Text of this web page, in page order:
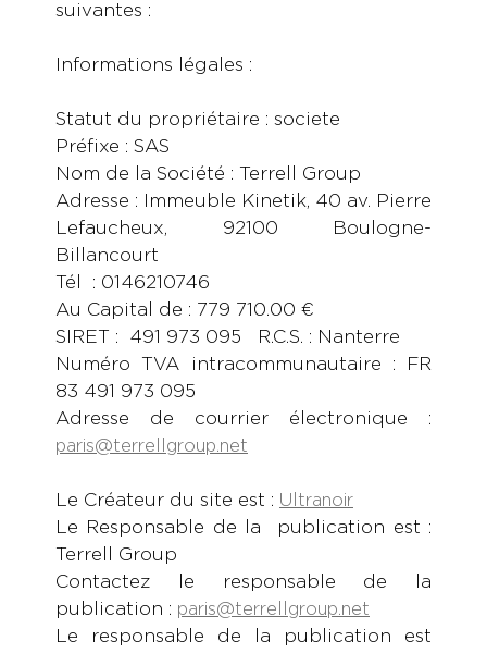
suivantes :
Informations légales :
Statut du propriétaire : societe
Préfixe : SAS
Nom de la Société : Terrell Group
Adresse : Immeuble Kinetik, 40 av. Pierre
Lefaucheux, 92100 Boulogne-
Billancourt
Tél : 0146210746
Au Capital de : 779 710.00 €
SIRET : 491 973 095 R.C.S. : Nanterre
Numéro TVA intracommunautaire : FR
83 491 973 095
Adresse de courrier électronique :
paris@terrellgroup.net
Le Créateur du site est : Ultranoir
Le Responsable de la publication est :
Terrell Group
Contactez le responsable de la
publication : paris@terrellgroup.net
Le responsable de la publication est